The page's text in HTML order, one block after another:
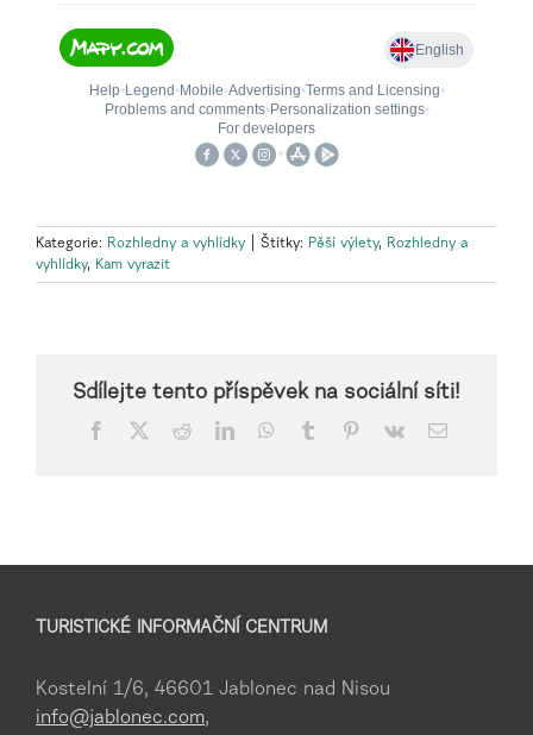
Kategorie: Rozhledny a vyhlídky Štítky: Pěší výlety, Rozhledny a
vyhlídky, Kam vyrazit
Sdílejte tento příspěvek na sociální síti!
Facebook RedditLinkedInWhatsApp
Tumblr Pinterest
Vk
E-
TURISTICKÉ INFORMAČNÍ CENTRUM
Kostelní 1/6, 46601 Jablonec nad Nisou
info@jablonec.com,